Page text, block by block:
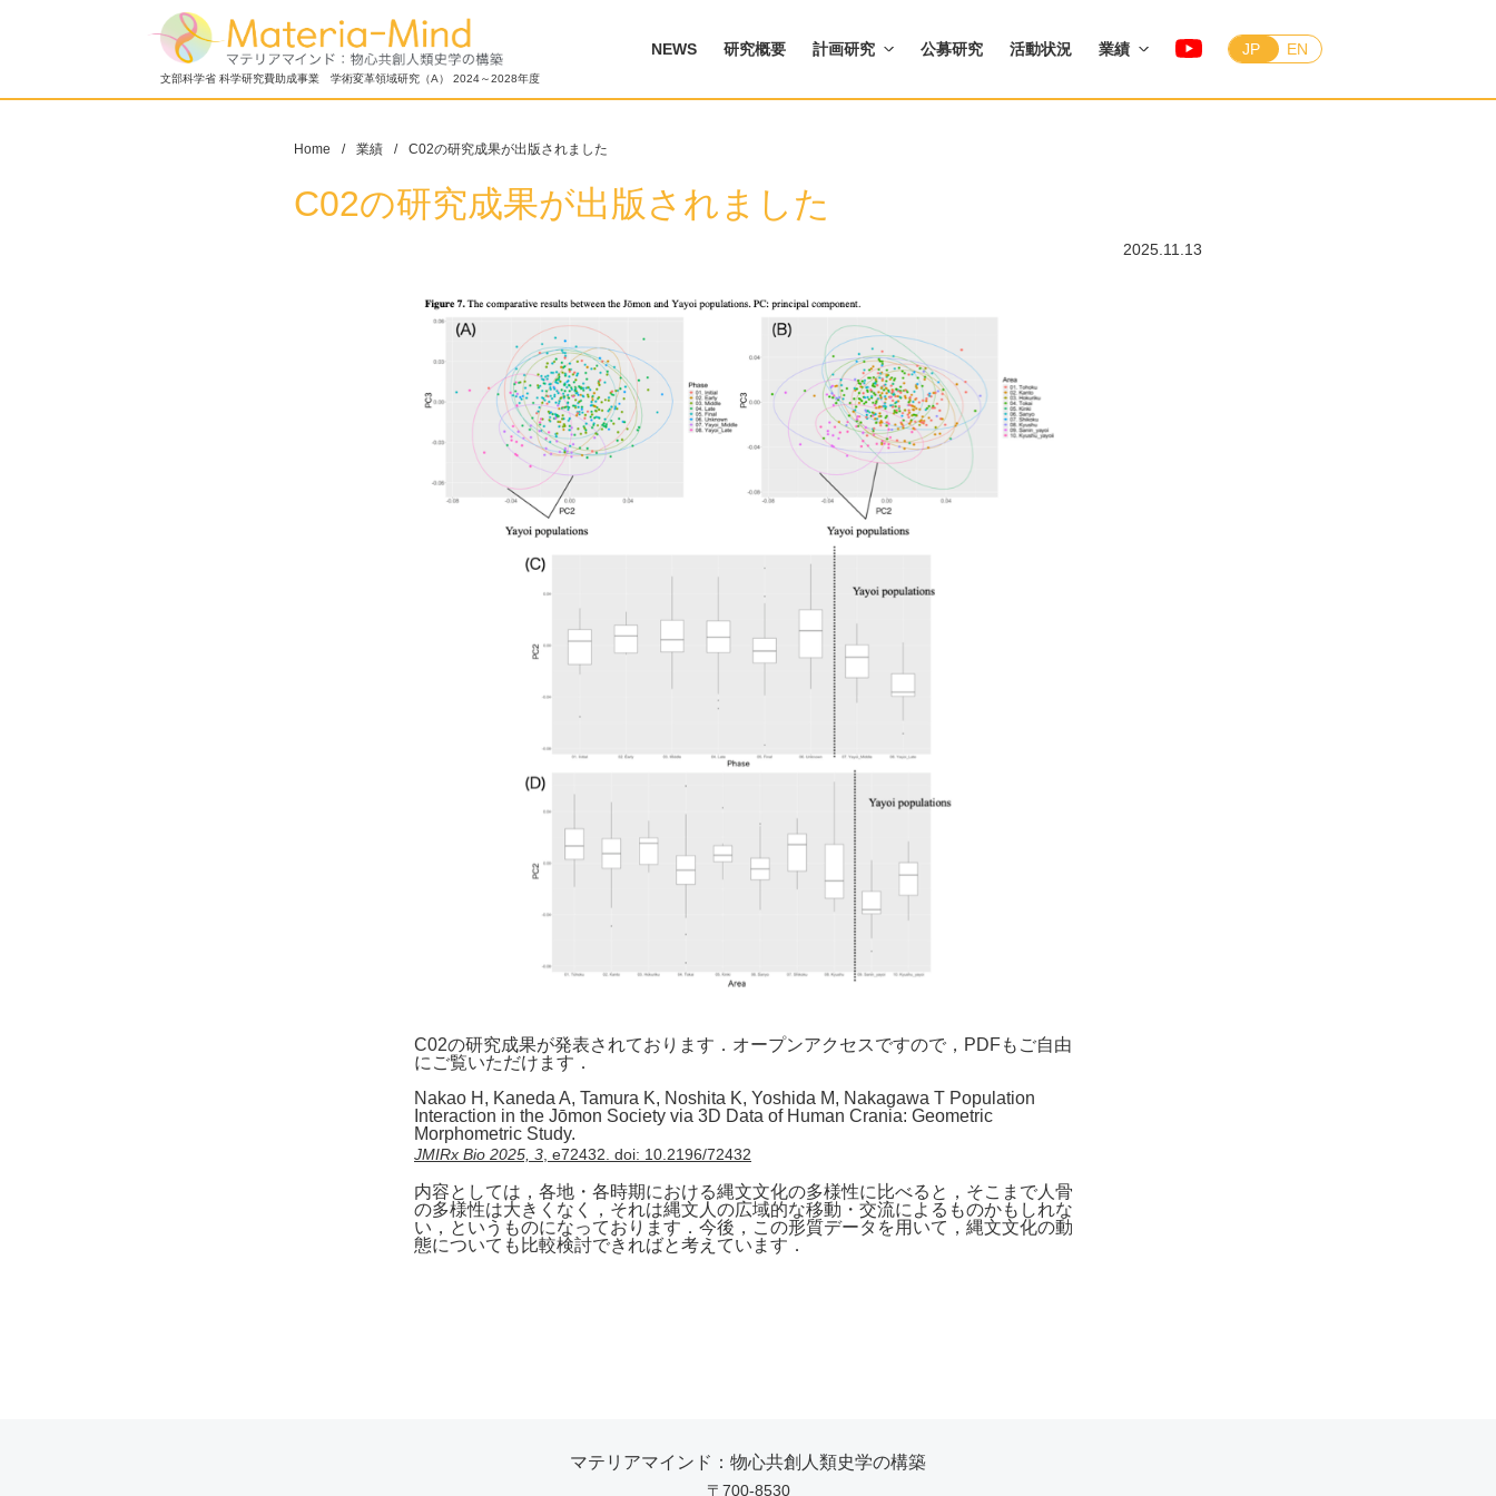
文部科学省 科学研究費助成事業 学術変革領域研究（A） 2024～2028年度
NEWS 研究概要 計画研究 公募研究 活動状況 業績 JP EN
Home 業績 C02の研究成果が出版されました
C02の研究成果が出版されました
2025.11.13
C02の研究成果が発表されております．オープンアクセスですので，PDFもご自由
にご覧いただけます．
Nakao H, Kaneda A, Tamura K, Noshita K, Yoshida M, Nakagawa T Population
Interaction in the Jōmon Society via 3D Data of Human Crania: Geometric
Morphometric Study.
JMIRx Bio 2025, 3 , e72432. doi: 10.2196/72432
内容としては，各地・各時期における縄文文化の多様性に比べると，そこまで人骨
の多様性は大きくなく，それは縄文人の広域的な移動・交流によるものかもしれな
い，というものになっております．今後，この形質データを用いて，縄文文化の動
態についても比較検討できればと考えています．
マテリアマインド：物心共創人類史学の構築
〒700-8530